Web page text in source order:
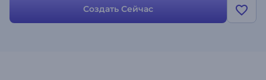
Создать Сейчас